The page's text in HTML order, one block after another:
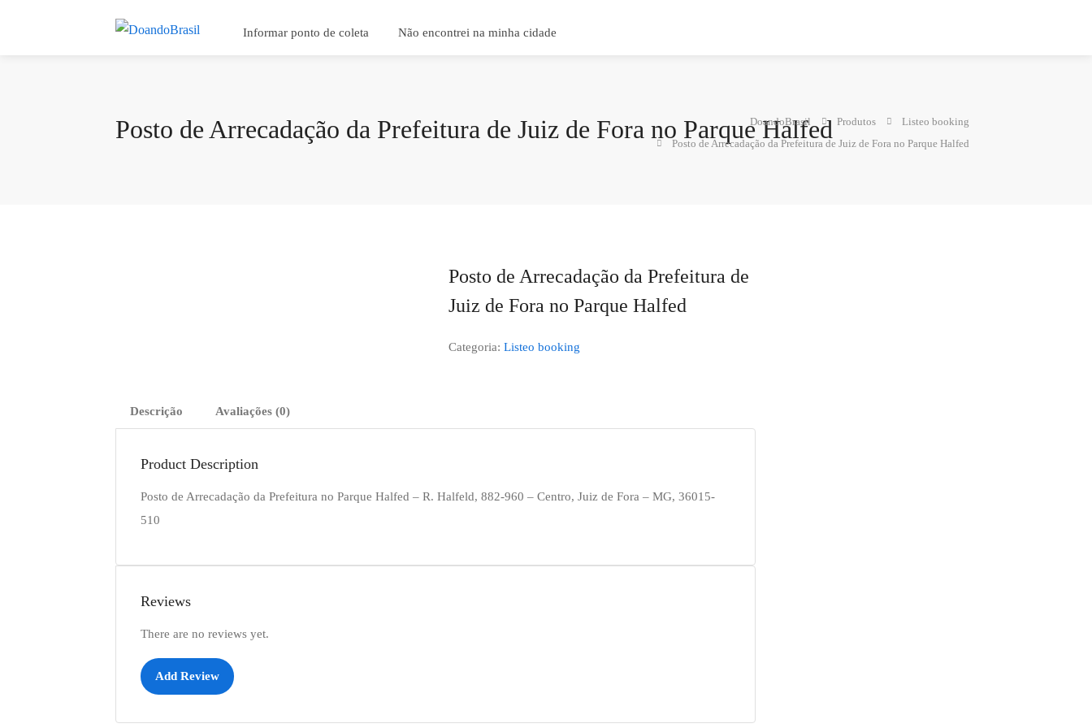
Informar ponto de coleta Não encontrei na minha cidade
Posto de Arrecadação da Prefeitura de Juiz de Fora no Parque Halfed
DoandoBrasil Produtos
Listeo booking
Posto de Arrecadação da Prefeitura de Juiz de Fora no Parque Halfed
Posto de Arrecadação da Prefeitura de
Juiz de Fora no Parque Halfed
Categoria: Listeo booking
Descrição Avaliações (0)
Product Description
Posto de Arrecadação da Prefeitura no Parque Halfed – R. Halfeld, 882-960 – Centro, Juiz de Fora – MG, 36015-
510
Reviews
There are no reviews yet.
Add Review